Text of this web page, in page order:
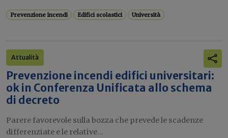
Prevenzione incendi Edifici scolastici Università
Attualità
Prevenzione incendi edifici universitari:
ok in Conferenza Unificata allo schema
di decreto
Parere favorevole sulla bozza che prevede le scadenze
differenziate e le relative...